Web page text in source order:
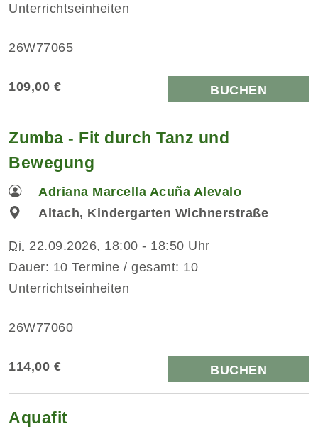
Unterrichtseinheiten
26W77065
109,00 € BUCHEN
Zumba - Fit durch Tanz und
Bewegung
Adriana Marcella Acuña Alevalo
Altach, Kindergarten Wichnerstraße
Di. 22.09.2026, 18:00 - 18:50 Uhr
Dauer: 10 Termine / gesamt: 10
Unterrichtseinheiten
26W77060
114,00 € BUCHEN
Aquafit